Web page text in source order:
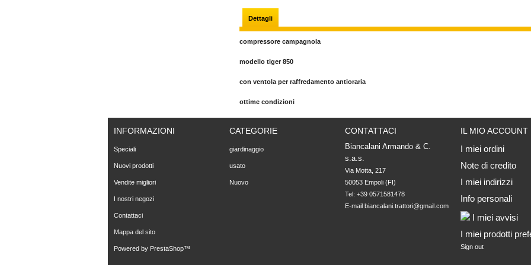
Dettagli
compressore campagnola
modello tiger 850
con ventola per raffredamento antioraria
ottime condizioni
INFORMAZIONI
Speciali
Nuovi prodotti
Vendite migliori
I nostri negozi
Contattaci
Mappa del sito
Powered by PrestaShop™
CATEGORIE
giardinaggio
usato
Nuovo
CONTATTACI
Biancalani Armando & C.
s.a.s.
Via Motta, 217
50053 Empoli (FI)
Tel: +39 0571581478
E-mail biancalani.trattori@gmail.com
IL MIO ACCOUNT
I miei ordini
Note di credito
I miei indirizzi
Info personali
I miei avvisi
I miei prodotti
Sign out